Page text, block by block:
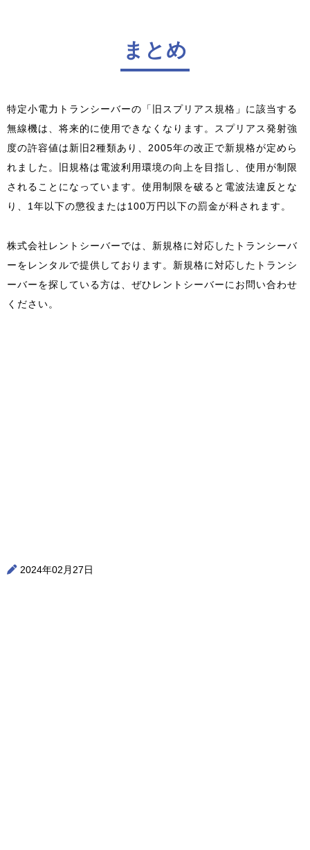
まとめ
特定小電力トランシーバーの「旧スプリアス規格」に該当する
無線機は、将来的に使用できなくなります。スプリアス発射強
度の許容値は新旧2種類あり、2005年の改正で新規格が定めら
れました。旧規格は電波利用環境の向上を目指し、使用が制限
されることになっています。使用制限を破ると電波法違反とな
り、1年以下の懲役または100万円以下の罰金が科されます。
株式会社レントシーバーでは、新規格に対応したトランシーバ
ーをレンタルで提供しております。新規格に対応したトランシ
ーバーを探している方は、ぜひレントシーバーにお問い合わせ
ください。
2024年02月27日